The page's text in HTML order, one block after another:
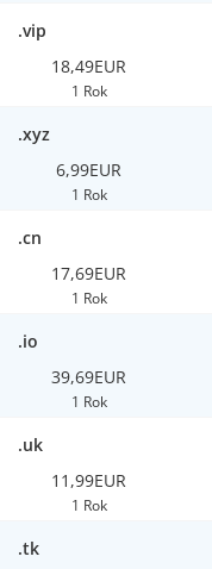
.vip
18,49EUR
1 Rok
.xyz
6,99EUR
1 Rok
.cn
17,69EUR
1 Rok
.io
39,69EUR
1 Rok
.uk
11,99EUR
1 Rok
.tk